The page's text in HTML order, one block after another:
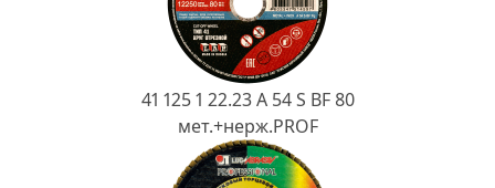
41 125 1 22.23 A 54 S BF 80
мет.+нерж.PROF